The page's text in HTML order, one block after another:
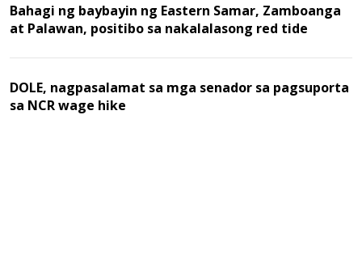
Bahagi ng baybayin ng Eastern Samar, Zamboanga
at Palawan, positibo sa nakalalasong red tide
DOLE, nagpasalamat sa mga senador sa pagsuporta
sa NCR wage hike